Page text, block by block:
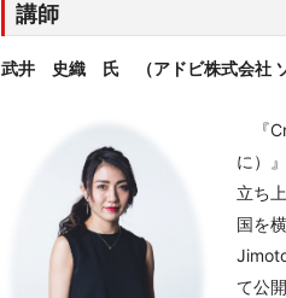
講師
武井 史織氏 （アドビ株式会社 ソ
『
に）
立ち
国を
て公開